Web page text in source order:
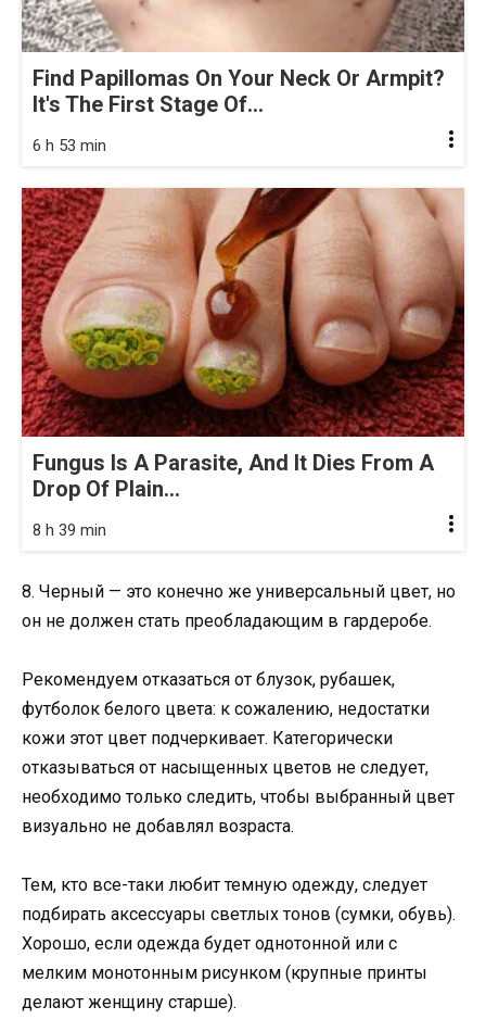
Find Papillomas On Your Neck Or Armpit?
It's The First Stage Of...
6 h 53 min
Fungus Is A Parasite, And It Dies From A
Drop Of Plain...
8 h 39 min
8. Черный — это конечно же универсальный цвет, но
он не должен стать преобладающим в гардеробе.
Рекомендуем отказаться от блузок, рубашек,
футболок белого цвета: к сожалению, недостатки
кожи этот цвет подчеркивает. Категорически
отказываться от насыщенных цветов не следует,
необходимо только следить, чтобы выбранный цвет
визуально не добавлял возраста.
Тем, кто все-таки любит темную одежду, следует
подбирать аксессуары светлых тонов (сумки, обувь).
Хорошо, если одежда будет однотонной или с
мелким монотонным рисунком (крупные принты
делают женщину старше).